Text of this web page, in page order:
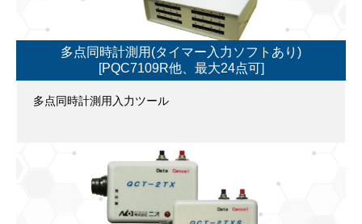
多点同時計測用(タイマー入力ソフトあり)
[PQC7109R他、最大24点可]
多点同時計測用入力ツール